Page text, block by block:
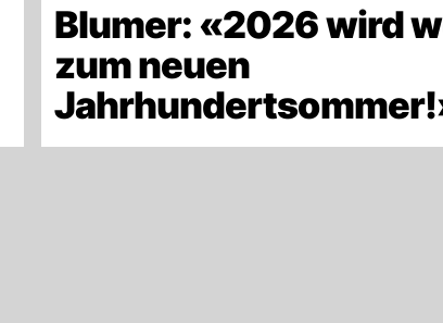
Blumer: «2026 wird
zum neuen